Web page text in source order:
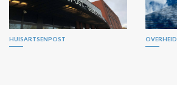
HUISARTSENPOST OVERHEID